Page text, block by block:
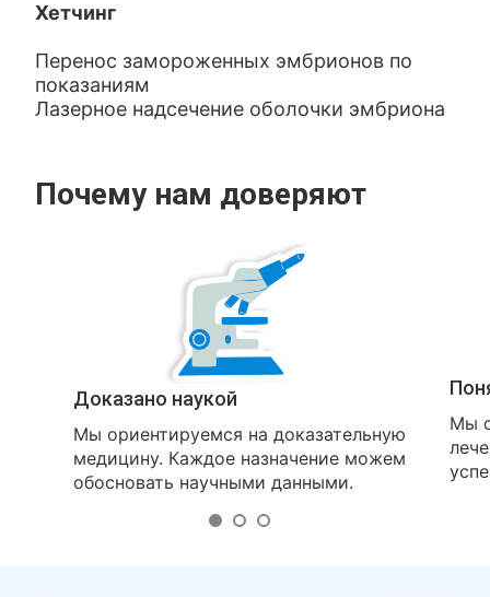
Хетчинг
Перенос замороженных эмбрионов по
показаниям
Лазерное надсечение оболочки эмбриона
Почему нам доверяют
Доказано наукой
Мы ориентируемся на доказательную
медицину. Каждое назначение можем
обосновать научными данными.
Мы